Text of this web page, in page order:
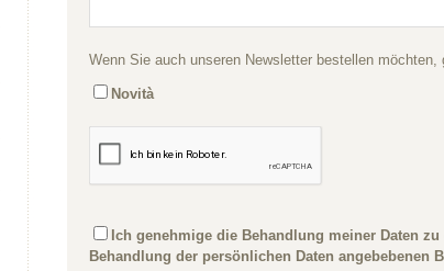
Wenn Sie auch unseren Newsletter bestellen
Novità
Ich genehmige die Behandlung meiner Daten
Behandlung der persönlichen Daten angebebenen